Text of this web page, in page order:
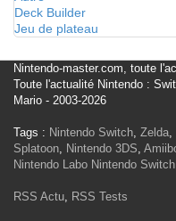
Deck Builder
Jeu de plateau
Nintendo-master.com, toute
Toute l'actualité Nintendo :
Mario - 2003-2026
Tags : Nintendo Switch, Zelda,
Splatoon, Nintendo 3DS,
Nintendo Labo Nintendo
RSS Actu, RSS Tests